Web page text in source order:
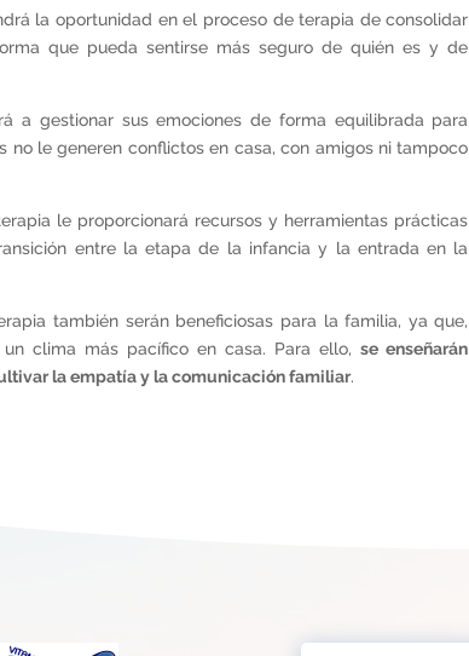
la oportunidad en el proceso de terapia de consolidar
que pueda sentirse más seguro de quién es y de
a gestionar sus emociones de forma equilibrada para
no le generen conflictos en casa, con amigos ni tampoco
le proporcionará recursos y herramientas prácticas
entre la etapa de la infancia y la entrada en la
también serán beneficiosas para la familia, ya que,
un clima más pacífico en casa. Para ello,se enseñarán
la empatía y la comunicación familiar.